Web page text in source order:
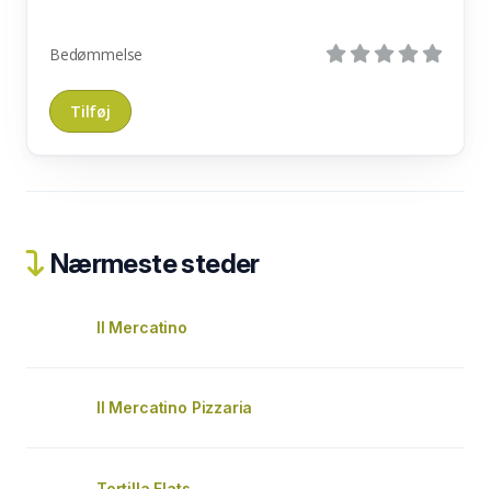
Bedømmelse
Nærmeste steder
Il Mercatino
Il Mercatino Pizzaria